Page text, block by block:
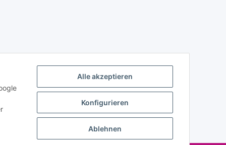
Alle akzeptieren
Konfigurieren
Ablehnen